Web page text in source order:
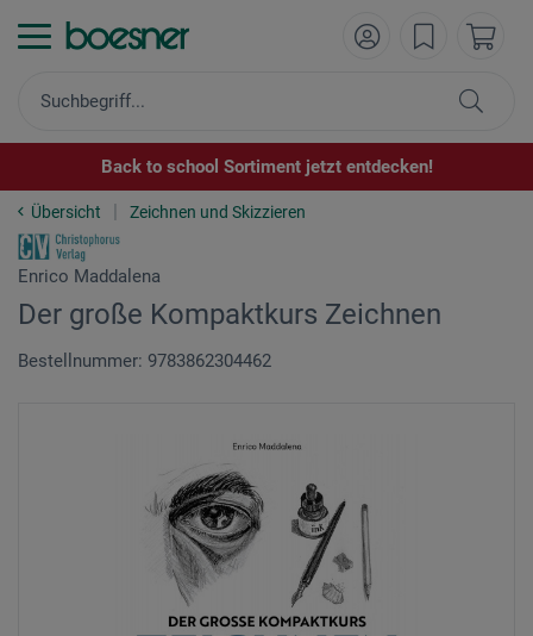
Back to school Sortiment jetzt entdecken!
Übersicht Zeichnen und Skizzieren
Enrico Maddalena
Der große Kompaktkurs Zeichnen
Bestellnummer: 9783862304462